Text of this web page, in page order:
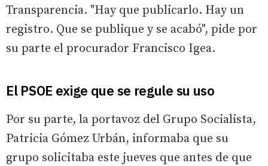
Transparencia. "Hay que publicarlo. Hay un
registro. Que se publique y se acabó", pide por
su parte el procurador Francisco Igea.
El PSOE exige que se regule su uso
Por su parte, la portavoz del Grupo Socialista,
Patricia Gómez Urbán, informaba que su
grupo solicitaba este jueves que antes de que